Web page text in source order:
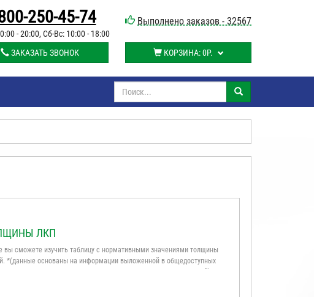
250-45-74
- 20:00, Сб-Вс: 10:00 - 18:00
ЗАКАЗАТЬ ЗВОНОК
Выполнено заказов - 32567
КОРЗИНА:0Р.
ЛКП
сможете изучить таблицу с нормативными значениями толщины
*(данные основаны на информации выложенной в общедоступных